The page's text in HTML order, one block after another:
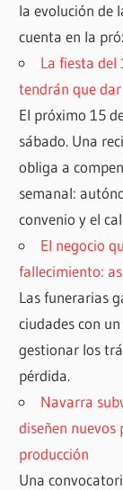
la evolución de
cuenta en la
La fiesta del
tendrán que
El próximo 15
sábado. Una
obliga a
semanal:
convenio y el
El negocio
fallecimiento:
Las funerarias
ciudades con
gestionar los
pérdida.
Navarra
diseñen
producción
Una